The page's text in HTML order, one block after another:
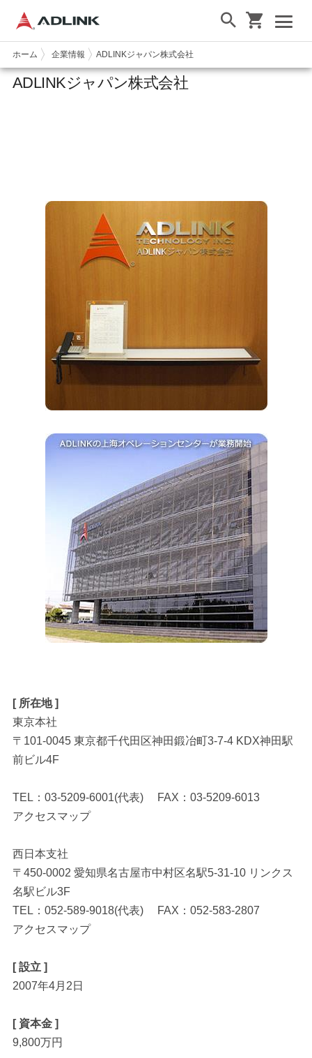
ホーム 企業情報 ADLINKジャパン株式会社
ADLINKジャパン株式会社
[ 所在地 ]
東京本社
〒101-0045 東京都千代田区神田鍛冶町3-7-4 KDX神田駅
前ビル4F
TEL：03-5209-6001(代表) FAX：03-5209-6013
アクセスマップ
西日本支社
〒450-0002 愛知県名古屋市中村区名駅5-31-10 リンクス
名駅ビル3F
TEL：052-589-9018(代表) FAX：052-583-2807
アクセスマップ
[ 設立 ]
2007年4月2日
[ 資本金 ]
9,800万円